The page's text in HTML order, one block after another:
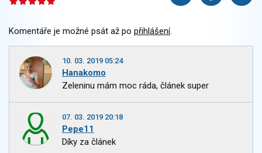
Komentáře je možné psát až po přihlášení.
10. 03. 2019 05:24
Hanakomo
Zeleninu mám moc ráda, článek super
07. 03. 2019 20:18
Pepe11
Díky za článek